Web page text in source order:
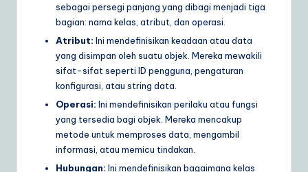
sebagai persegi panjang yang dibagi menjadi tiga
bagian: nama kelas, atribut, dan operasi.
Atribut: Ini mendefinisikan keadaan atau data
yang disimpan oleh suatu objek. Mereka mewakili
sifat-sifat seperti ID pengguna, pengaturan
konfigurasi, atau string data.
Operasi: Ini mendefinisikan perilaku atau fungsi
yang tersedia bagi objek. Mereka mencakup
metode untuk memproses data, mengambil
informasi, atau memicu tindakan.
Hubungan: Ini mendefinisikan bagaimana kelas